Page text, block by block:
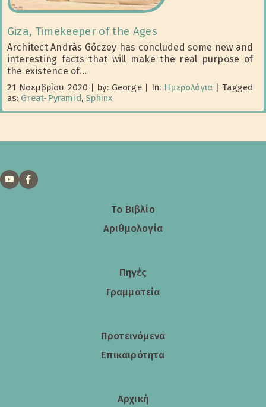
Giza, Timekeeper of the Ages
Architect András Gőczey has concluded some new and
interesting facts that will make the real purpose of
the existence of...
21 Νοεμβρίου 2020 by: George| In: Ημερολόγια
Tagged
as: Great-Pyramid,Sphinx
Το Βιβλίο
Αριθμολογία
Πηγές
Γραμματεία
Προτεινόμενα
Επικαιρότητα
Αρχική